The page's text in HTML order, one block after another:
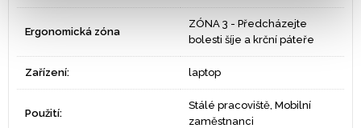
Ergonomická zóna
ZÓNA 3 - Předcházejte
bolesti šíje a krční páteře
Zařízení: laptop
Použití:
Stálé pracoviště, Mobilní
zaměstnanci